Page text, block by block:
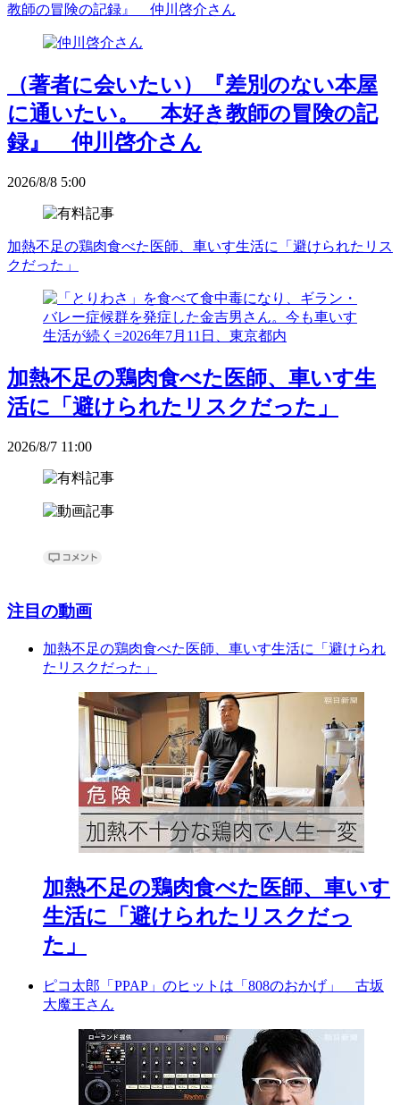
教師の冒険の記録』 仲川啓介さん
（著者に会いたい）『差別のない本屋
に通いたい。 本好き教師の冒険の記
録』 仲川啓介さん
2026/8/8 5:00
加熱不足の鶏肉食べた医師、車いす生活に「避けられたリス
クだった」
加熱不足の鶏肉食べた医師、車いす生
活に「避けられたリスクだった」
2026/8/7 11:00
注目の動画
加熱不足の鶏肉食べた医師、車いす生活に「避けられ
たリスクだった」
加熱不足の鶏肉食べた医師、車いす
生活に「避けられたリスクだっ
た」
ピコ太郎「PPAP」のヒットは「808のおかげ」 古坂
大魔王さん